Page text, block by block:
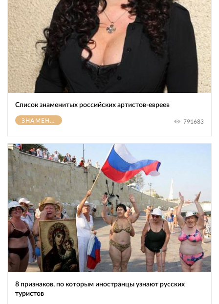
Список знаменитых российских артистов-евреев
ЗНАМЕНИТОСТИ 791683
8 признаков, по которым иностранцы узнают русских
туристов